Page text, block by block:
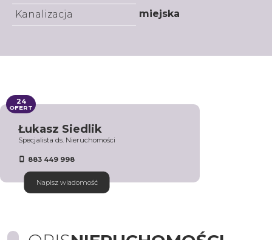
Kanalizacja
miejska
Łukasz Siedlik
Specjalista ds. Nieruchomości
883 449 998
Napisz wiadomość
24
OFERT